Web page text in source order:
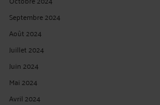
Septembre 2024
Août 2024
Juillet 2024
Juin 2024
Mai 2024
Avril 2024